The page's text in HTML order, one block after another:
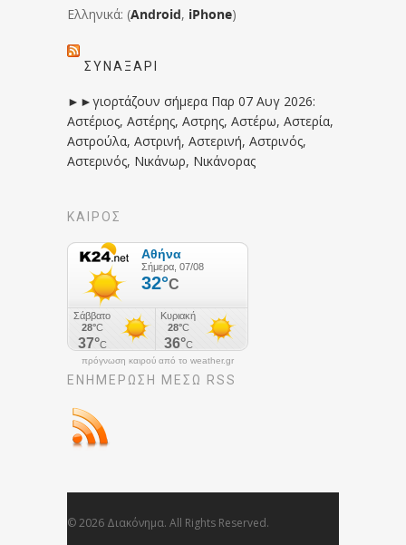
Ελληνικά: (Android, iPhone)
ΣΥΝΑΞΆΡΙ
►►γιορτάζουν σήμερα Παρ 07 Αυγ 2026:
Αστέριος, Αστέρης, Αστρης, Αστέρω, Αστερία,
Αστρούλα, Αστρινή, Αστερινή, Αστρινός,
Αστερινός, Νικάνωρ, Νικάνορας
ΚΑΙΡΟΣ
πρόγνωση καιρού από το weather.gr
ΕΝΗΜΈΡΩΣΉ ΜΕΣΩ RSS
© 2026 Διακόνημα. All Rights Reserved.